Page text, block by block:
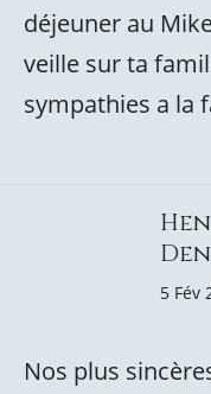
déjeuner au
veille sur ta
sympathies a la
5 Fév
Nos plus